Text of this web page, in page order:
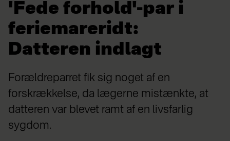
'Fede forhold'-par i
feriemareridt:
Datteren indlagt
Forældreparret fik sig noget af en
forskrækkelse, da lægerne mistænkte, at
datteren var blevet ramt af en livsfarlig
sygdom.